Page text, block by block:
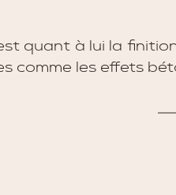
quant à lui la
comme les effets